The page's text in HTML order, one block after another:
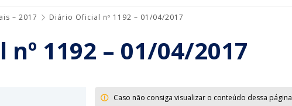
– 2017 Diário Oficial nº 1192 – 01/04/2017
1192 – 01/04/2017
Caso não consiga visualizar o conteúdo dessa